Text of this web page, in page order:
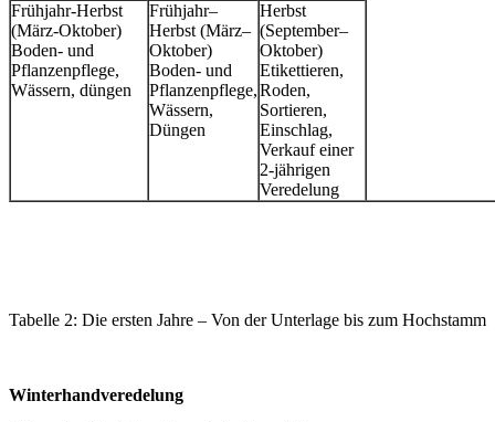
Frühjahr-Herbst
(März-Oktober)
Boden- und
Pflanzenpflege,
Wässern, düngen
Frühjahr–
Herbst (März–
Oktober)
Boden- und
Pflanzenpflege,
Wässern,
Düngen
Herbst
(September–
Oktober)
Etikettieren,
Roden,
Sortieren,
Einschlag,
Verkauf einer
2-jährigen
Veredelung
Tabelle 2: Die ersten Jahre – Von der Unterlage bis zum Hochstamm
Winterhandveredelung